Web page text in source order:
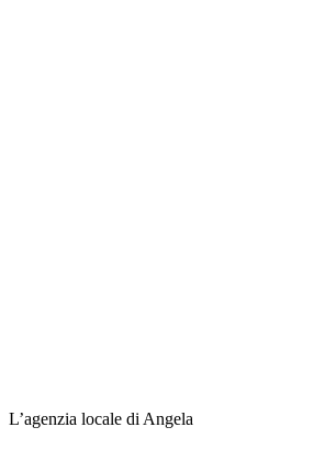
L’agenzia locale di Angela